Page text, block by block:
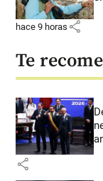
hace 9 horas share
Te
share